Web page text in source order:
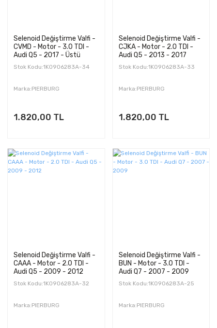
Selenoid Değiştirme Valfi -
CVMD - Motor - 3.0 TDI -
Audi Q5 - 2017 - Üstü
Stok Kodu:1K0906283A-34
Marka:PIERBURG
1.820,00 TL
Selenoid Değiştirme Valfi -
CJKA - Motor - 2.0 TDI -
Audi Q5 - 2013 - 2017
Stok Kodu:1K0906283A-33
Marka:PIERBURG
1.820,00 TL
Selenoid Değiştirme Valfi -
CAAA - Motor - 2.0 TDI -
Audi Q5 - 2009 - 2012
Stok Kodu:1K0906283A-32
Marka:PIERBURG
Selenoid Değiştirme Valfi -
BUN - Motor - 3.0 TDI -
Audi Q7 - 2007 - 2009
Stok Kodu:1K0906283A-25
Marka:PIERBURG